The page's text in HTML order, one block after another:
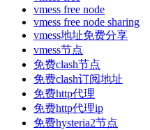
vmess free node
vmess free node sharing
vmess地址免费分享
vmess节点
免费clash节点
免费clash订阅地址
免费http代理
免费http代理ip
免费hysteria2节点